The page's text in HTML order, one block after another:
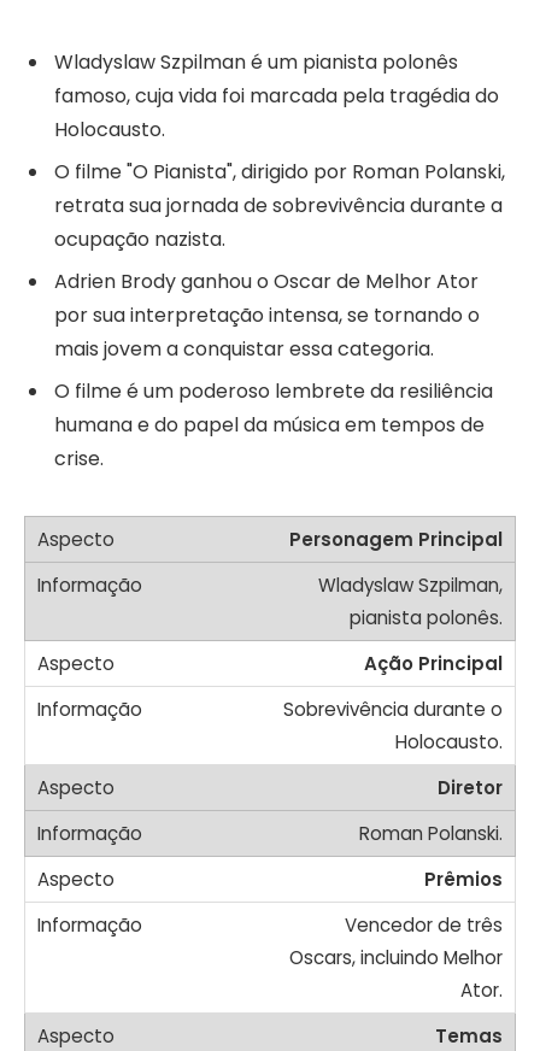
Wladyslaw Szpilman é um pianista polonês
famoso, cuja vida foi marcada pela tragédia do
Holocausto.
O filme "O Pianista", dirigido por Roman Polanski,
retrata sua jornada de sobrevivência durante a
ocupação nazista.
Adrien Brody ganhou o Oscar de Melhor Ator
por sua interpretação intensa, se tornando o
mais jovem a conquistar essa categoria.
O filme é um poderoso lembrete da resiliência
humana e do papel da música em tempos de
crise.
Personagem Principal
Wladyslaw Szpilman,
pianista polonês.
Ação Principal
Sobrevivência durante o
Holocausto.
Diretor
Roman Polanski.
Prêmios
Vencedor de três
Oscars, incluindo Melhor
Ator.
Temas